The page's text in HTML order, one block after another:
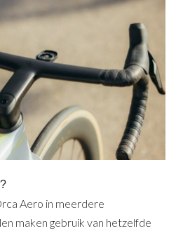
Aero in meerdere
maken gebruik van hetzelfde